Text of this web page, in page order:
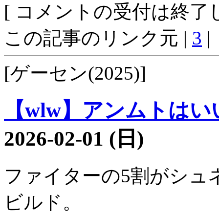
[ コメントの受付は終了
この記事のリンク元 | 3 |
[ゲーセン(2025)]
【wlw】アンムトは
2026-02-01 (日)
ファイターの5割がシュ
ビルド。